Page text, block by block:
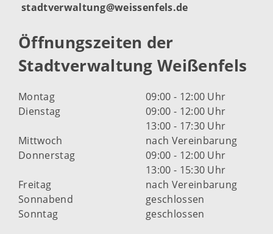
stadtverwaltung@weissenfels.de
Öffnungszeiten der
Stadtverwaltung Weißenfels
Montag
09:00 - 12:00 Uhr
Dienstag
09:00 - 12:00 Uhr
13:00 - 17:30 Uhr
Mittwoch
nach Vereinbarung
Donnerstag
09:00 - 12:00 Uhr
13:00 - 15:30 Uhr
Freitag
nach Vereinbarung
Sonnabend
geschlossen
Sonntag
geschlossen